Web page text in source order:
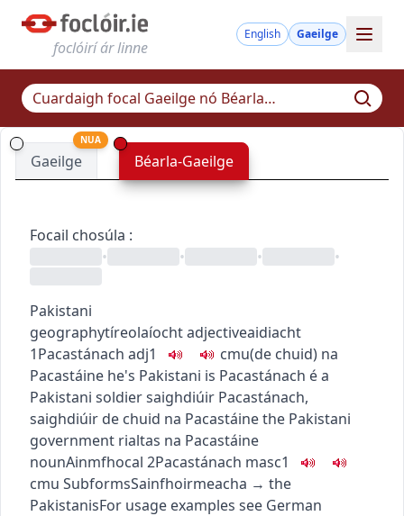
foclóirí ár linne
English Gaeilge
Gaeilge
NUA
Béarla-Gaeilge
Focail chosúla :
•
• • •
Pakistani
geographytíreolaíochtadjectiveaidiacht
1Pacastánach adj1 cmu(de chuid) na
Pacastáine he's Pakistani is Pacastánach éa
Pakistani soldiersaighdiúir Pacastánach,
saighdiúir de chuid na Pacastáinethe Pakistani
government rialtas na Pacastáine
nounAinmfhocal 2Pacastánach masc1
cmu SubformsSainfhoirmeacha → the
PakistanisFor usage examples see German